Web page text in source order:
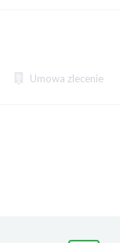
Umowa zlecenie